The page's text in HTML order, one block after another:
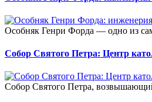
Особняк Генри Форда — одно из
Собор Святого Петра: Центр
Собор Святого Петра,